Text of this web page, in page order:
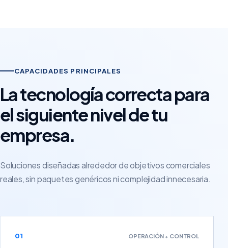
CAPACIDADES PRINCIPALES
La tecnología correcta para
el siguiente nivel de tu
empresa.
Soluciones diseñadas alrededor de objetivos comerciales
reales, sin paquetes genéricos ni complejidad innecesaria.
01 OPERACIÓN + CONTROL